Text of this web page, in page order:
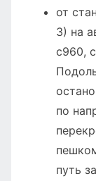
от
3) на
с960,
по
путь